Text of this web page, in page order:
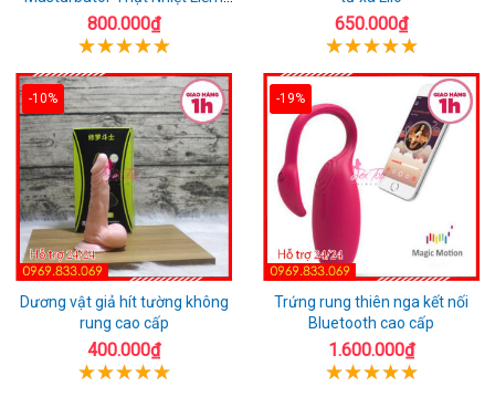
Rung
800.000₫ 650.000₫
-10%
Dương vật giả hít tường không
rung cao cấp
400.000₫
-19%
Trứng rung thiên nga kết nối
Bluetooth cao cấp
1.600.000₫